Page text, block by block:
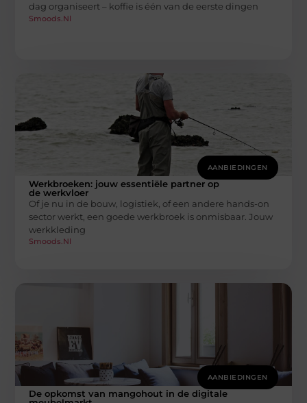
dag organiseert – koffie is één van de eerste dingen
Smoods.nl
AANBIEDINGEN
Werkbroeken: jouw essentiële partner op
de werkvloer
Of je nu in de bouw, logistiek, of een andere hands-on
sector werkt, een goede werkbroek is onmisbaar. Jouw
werkkleding
Smoods.nl
AANBIEDINGEN
De opkomst van mangohout in de digitale